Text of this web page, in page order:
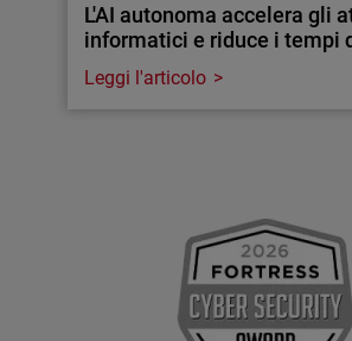
L'AI autonoma accelera gli
informatici e riduce i tempi
Leggi l'articolo